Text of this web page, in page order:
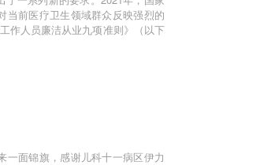
当前医疗卫生领域群众反映强烈的
作人员廉洁从业九项准则》（以下
一面锦旗，感谢儿科十一病区伊力